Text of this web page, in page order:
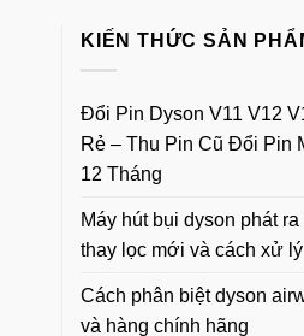
KIẾN THỨC SẢN
Đổi Pin Dyson V11 V12
Rẻ – Thu Pin Cũ Đổi Pin
12 Tháng
Máy hút bụi dyson phát
thay lọc mới và cách xử lý
Cách phân biệt dyson
và hàng chính hãng